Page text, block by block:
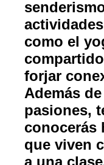
como el
forjar
Además
pasiones,
conocerás
que viven
a una